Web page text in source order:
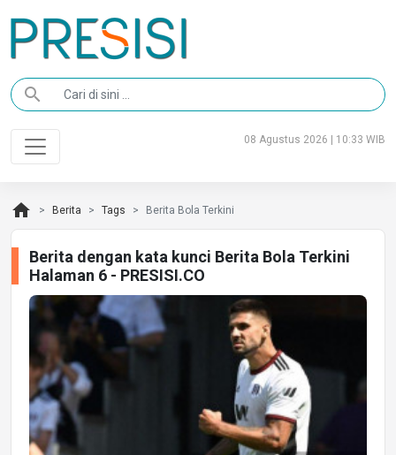
search
08 Agustus 2026 | 10:33 WIB
home Berita Tags Berita Bola Terkini
Berita dengan kata kunci Berita Bola Terkini
Halaman 6 - PRESISI.CO